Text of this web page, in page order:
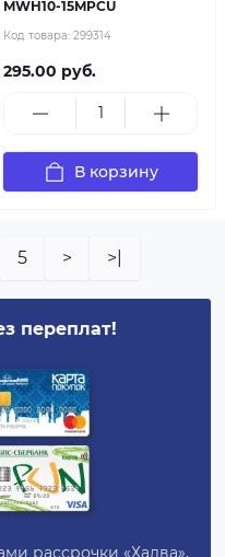
MWH10-15MPCU
Код товара: 299314
295.00 руб.
В корзину
5 > >|
переплат!
рассрочки «Халва»,